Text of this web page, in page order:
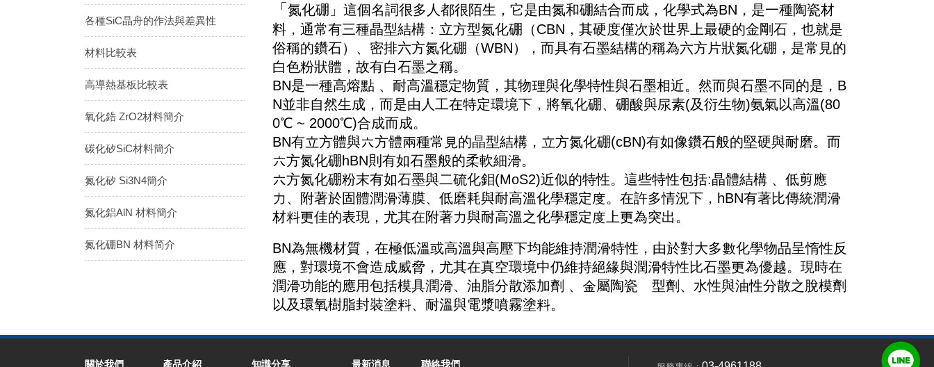
各種SiC晶舟的作法與差異性
材料比較表
高導熱基板比較表
氧化鋯 ZrO2材料簡介
碳化矽SiC材料簡介
氮化矽 Si3N4簡介
氮化鋁AlN 材料簡介
氮化硼BN 材料简介
「 氮化硼」這個名詞很多人都很陌生，它是由氮和硼結合而成，化學式為BN，是一種陶瓷材
料，通常有三種晶型結構：立方型氮化硼（CBN，其硬度僅次於世界上最硬的金剛石，也就是
俗稱的鑽石）、密排六方氮化硼（WBN），而具有石墨結構的稱為六方片狀氮化硼，是常見的
白色粉狀體，故有白石墨之稱。
BN是一種高熔點 、耐高溫穩定物質，其物理與化學特性與石墨相近。然而與石墨不同的是，B
N並非自然生成，而是由人工在特定環境下，將氧化硼、硼酸與尿素(及衍生物)氨氣以高溫(80
0℃ ~ 2000℃)合成而成。
BN有立方體與六方體兩種常見的晶型結構，立方氮化硼(cBN)有如像鑽石般的堅硬與耐磨。而
六方氮化硼hBN則有如石墨般的柔軟細滑。
六方氮化硼粉末有如石墨與二硫化鉬(MoS2)近似的特性。這些特性包括:晶體結構 、低剪應
力、附著於固體潤滑薄膜、低磨耗與耐高溫化學穩定度。在許多情況下，hBN有著比傳統潤滑
材料更佳的表現，尤其在附著力與耐高溫之化學穩定度上更為突出。
BN為無機材質，在極低溫或高溫與高壓下均能維持潤滑特性，由於對大多數化學物品呈惰性反
應，對環境不會造成威脅，尤其在真空環境中仍維持絕緣與潤滑特性比石墨更為優越。現時在
潤滑功能的應用包括模具潤滑、油脂分散添加劑 、金屬陶瓷離型劑、水性與油性分散之脫模劑
以及環氧樹脂封裝塗料、耐溫與電漿噴霧塗料。
關於我們 產品介紹 知識分享 最新消息 聯絡我們